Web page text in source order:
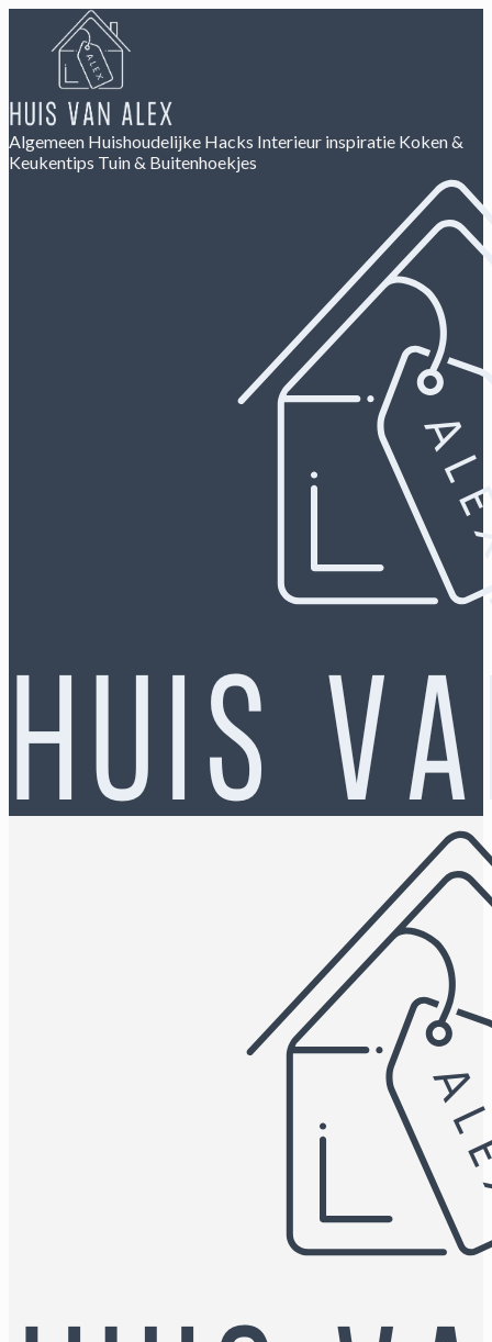
Algemeen Huishoudelijke Hacks Interieur inspiratie Koken &
Keukentips Tuin & Buitenhoekjes